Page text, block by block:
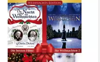
LIGHTHOUSE INTERACTIVE
DVD Die besten Filme für
Weihnachten Vol. 2
12,85 €
lieferbar - in 7-9 Werktagen bei dir